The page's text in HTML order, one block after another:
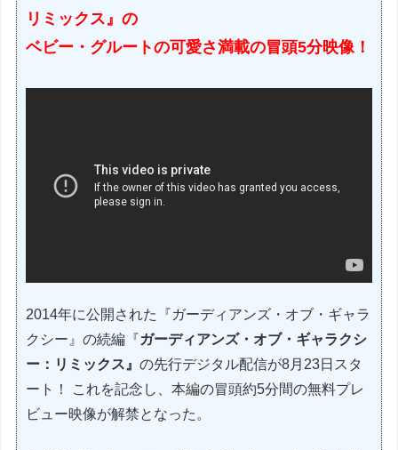
リミックス』の
ベビー・グルートの可愛さ満載の冒頭5分映像！
2014年に公開された『ガーディアンズ・オブ・ギャラ
クシー』の続編『ガーディアンズ・オブ・ギャラクシ
ー：リミックス』の先行デジタル配信が8月23日スタ
ート！ これを記念し、本編の冒頭約5分間の無料プレ
ビュー映像が解禁となった。